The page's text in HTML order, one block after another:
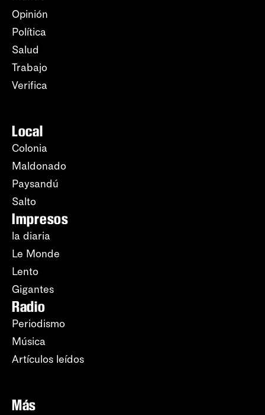
Opinión
Política
Salud
Trabajo
Verifica
Local
Colonia
Maldonado
Paysandú
Salto
Impresos
la diaria
Le Monde
Lento
Gigantes
Radio
Periodismo
Música
Artículos leídos
Más